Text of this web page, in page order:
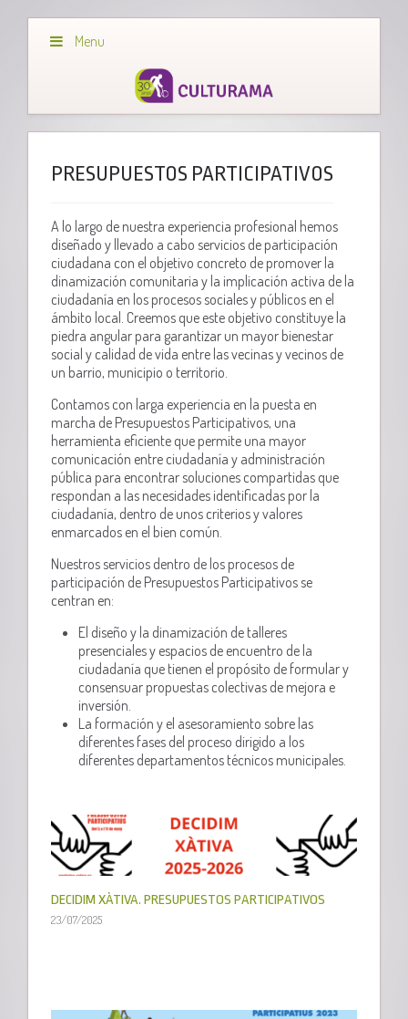
Menu
PRESUPUESTOS PARTICIPATIVOS
A lo largo de nuestra experiencia profesional hemos
diseñado y llevado a cabo servicios de participación
ciudadana con el objetivo concreto de promover la
dinamización comunitaria y la implicación activa de la
ciudadanía en los procesos sociales y públicos en el
ámbito local. Creemos que este objetivo constituye la
piedra angular para garantizar un mayor bienestar
social y calidad de vida entre las vecinas y vecinos de
un barrio, municipio o territorio.
Contamos con larga experiencia en la puesta en
marcha de Presupuestos Participativos, una
herramienta eficiente que permite una mayor
comunicación entre ciudadanía y administración
pública para encontrar soluciones compartidas que
respondan a las necesidades identificadas por la
ciudadanía, dentro de unos criterios y valores
enmarcados en el bien común.
Nuestros servicios dentro de los procesos de
participación de Presupuestos Participativos se
centran en:
El diseño y la dinamización de talleres
presenciales y espacios de encuentro de la
ciudadanía que tienen el propósito de formular y
consensuar propuestas colectivas de mejora e
inversión.
La formación y el asesoramiento sobre las
diferentes fases del proceso dirigido a los
diferentes departamentos técnicos municipales.
DECIDIM XÀTIVA. PRESUPUESTOS PARTICIPATIVOS
23/07/2025